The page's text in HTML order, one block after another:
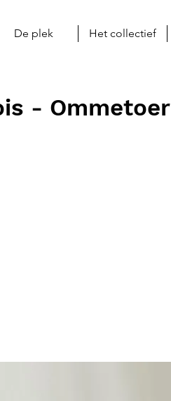
De plek Het collectief
- Ommetoer